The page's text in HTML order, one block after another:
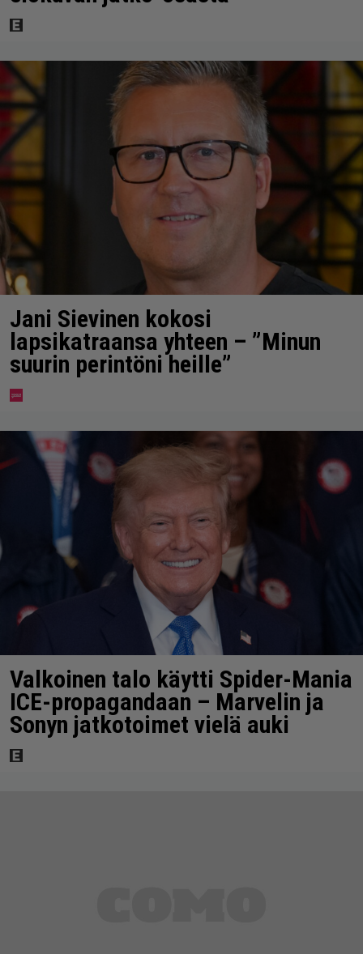
Jani Sievinen kokosi
lapsikatraansa yhteen – ”Minun
suurin perintöni heille”
Valkoinen talo käytti Spider-Mania
ICE-propagandaan – Marvelin ja
Sonyn jatkotoimet vielä auki